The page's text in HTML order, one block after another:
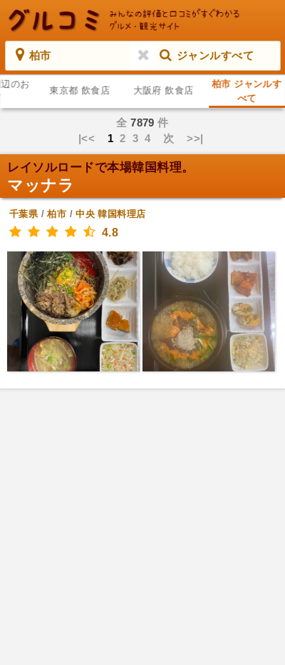
柏市 ジャンルすべて
のお
東京都 飲食店 大阪府 飲食店
柏市 ジャンルす
べて
全7879 件
|<< 12 3 4 次 >>|
レイソルロードで本場韓国料理。
マッナラ
千葉県/柏市 /中央 韓国料理店
4.8